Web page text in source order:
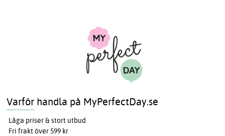
Varför handla på MyPerfectDay.se
Låga priser & stort utbud
Fri frakt över 599 kr